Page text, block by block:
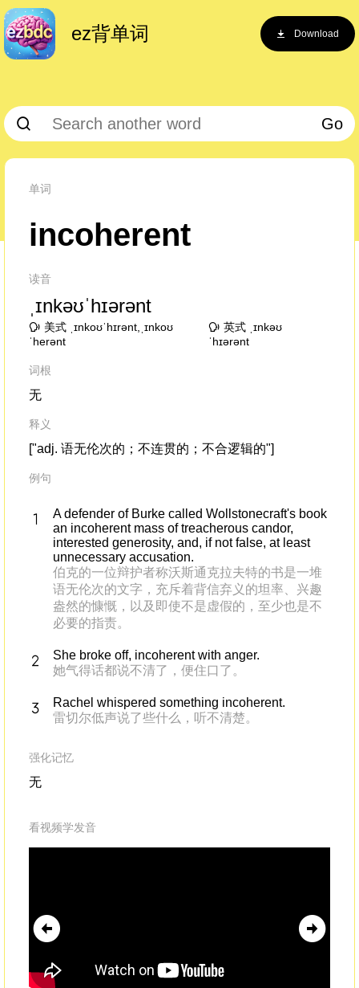
ez背单词 Download
Go
单词
incoherent
读音
ˌɪnkəʊˈhɪərənt
美式 ˌɪnkoʊˈhɪrənt,ˌɪnkoʊ
ˈherənt
英式 ˌɪnkəʊ
ˈhɪərənt
词根
无
释义
["adj. 语无伦次的；不连贯的；不合逻辑的"]
例句
A defender of Burke called Wollstonecraft's book
an incoherent mass of treacherous candor,
interested generosity, and, if not false, at least
unnecessary accusation.
伯克的一位辩护者称沃斯通克拉夫特的书是一堆
语无伦次的文字，充斥着背信弃义的坦率、兴趣
盎然的慷慨，以及即使不是虚假的，至少也是不
必要的指责。
She broke off, incoherent with anger.
她气得话都说不清了，便住口了。
Rachel whispered something incoherent.
雷切尔低声说了些什么，听不清楚。
强化记忆
无
看视频学发音